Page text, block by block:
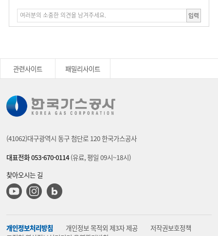
입력
관련사이트 패밀리사이트
(41062)대구광역시 동구 첨단로 120 한국가스공사
대표전화 053-670-0114(유료, 평일 09시~18시)
찾아오시는 길
유튜브인스타그램블로그
개인정보처리방침 개인정보 목적외 제3자 제공
저작권보호정책